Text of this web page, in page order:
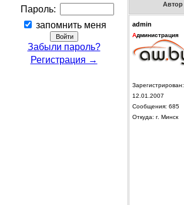
Пароль:
запомнить меня
Забыли пароль?
Регистрация →
Автор
admin
Администрация
Зарегистрирован:
12.01.2007
Сообщения: 685
Откуда: г. Минск